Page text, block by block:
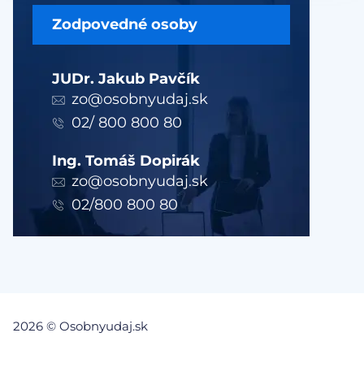
Zodpovedné osoby
JUDr. Jakub Pavčík
zo@osobnyudaj.sk
02/ 800 800 80
Ing. Tomáš Dopirák
zo@osobnyudaj.sk
02/800 800 80
2026 © Osobnyudaj.sk